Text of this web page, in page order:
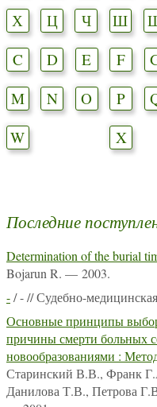
Х
Ц Ч Ш
C
D E F
M
N O P
W
X
Последние
Determination of the burial
Bojarun R. — 2003.
-/ - // Судебно-
Основные принципы
причины смерти больных
новообразованиями :
Старинский В.В., Франк
Данилова Т.В., Петрова